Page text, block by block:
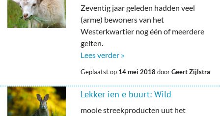
Zeventig jaar geleden hadden veel
(arme) bewoners van het
Westerkwartier nog één of meerdere
geiten.
Lees verder »
Geplaatst op 14 mei 2018 doorGeert Zijlstra
Lekker ien e buurt: Wild
mooie streekproducten uut het